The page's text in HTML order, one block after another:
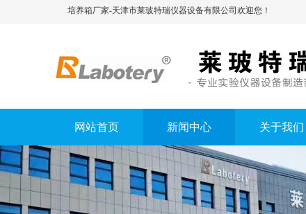
培养箱厂家-天津市莱玻特瑞仪器设备有限公司欢迎您！
网站首页 新闻中心 关于我们